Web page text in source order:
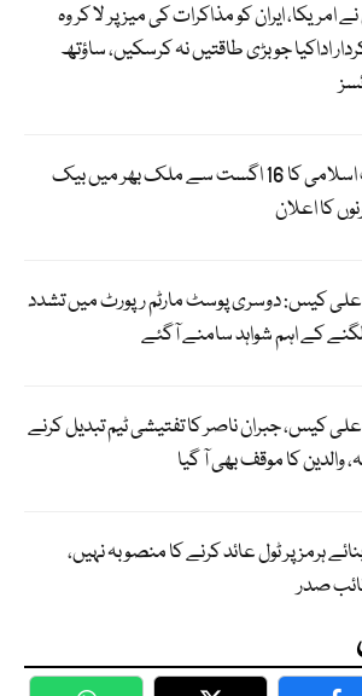
امریکا، ایران کو مذاکرات کی میز پر لا کر وہ
اداکیا جو بڑی طاقتیں نہ کرسکیں، ساؤتھ
جماعت اسلامی کا 16 اگست سے ملک بھر میں بیک
کا اعلان
علی کیس: دوسری پوسٹ مارٹم رپورٹ میں تشدد
لگنے کے اہم شواہد سامنے آگئے
کیس، جبران ناصر کا تفتیشی ٹیم تبدیل کرنے
والدین کا موقف بھی آ گیا
ہرمز پر ٹول عائد کرنے کا منصوبہ نہیں،
صدر